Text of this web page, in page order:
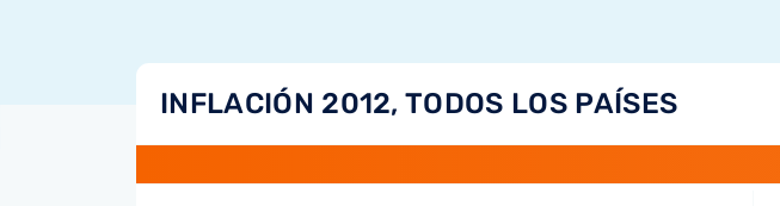
INFLACIÓN 2012, TODOS LOS PAÍSES